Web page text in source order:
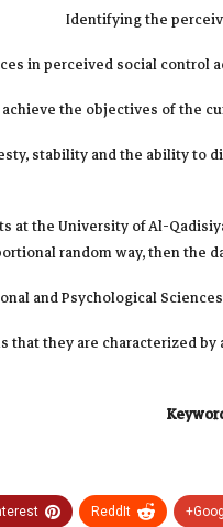
achieve the objectives of the
stability and the ability to
the University of Al-
random way, then the
they are characterized
ReddIt